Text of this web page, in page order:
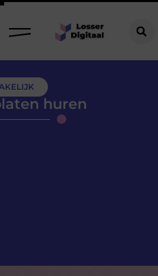
huren